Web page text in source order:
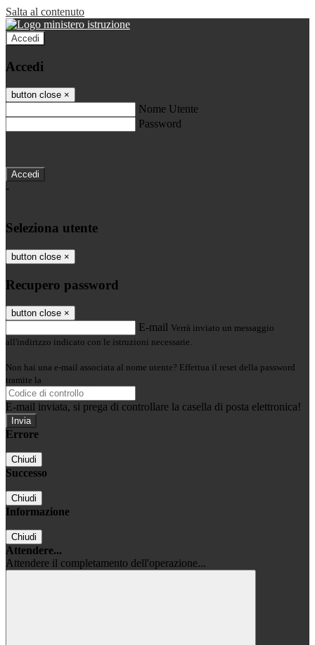
Salta al contenuto
Accedi
Accedi
button close ×
Nome Utente
Password
-
Seleziona utente
button close ×
Recupero password
button close ×
E-mail Verrà inviato un messaggio
all'indirizzo indicato con le istruzioni necessarie.
Non hai una e-mail associata al nome utente? Effettua il reset della password
tramite la
E-mail inviata, si prega di controllare la casella di posta elettronica!
Errore
Chiudi
Successo
Chiudi
Informazione
Chiudi
Attendere...
Attendere il completamento dell'operazione...